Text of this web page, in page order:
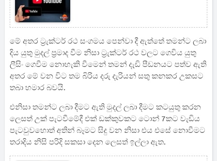
මේ අතර ට්‍රැක්ටර් රථ සංගමය පෙන්වා දී ඇත්තේ තමන්ට ලබා
දිය යුතු මුදල් ප්‍රමාද වීම නිසා ට්‍රැක්ටර් රථ වලට ගෙවිය යුතු
ලීසිං ගෙවීම නොහැකි වීමෙන් තමන් දැඩි පීඩනයට පත්ව ඇති
අතර මේ වන විට තම බිරිය දරු දැරියන් සතු කනකර උකසට
තබා හමාර බවයි.
එනිසා තමන්ට ලබා දීමට ඇති මුදල් ලබා දීමට කටයුතු කරන
ලෙසත් උක් පැටවීමේදී එක් ඩක්කුවකට ටොන් 7කට වැඩිය
පැටවුවහොත් අතින් බෑමට සිදු වන නිසා එය එසේ නොවීමට
තරාදිය නිසි පරිදි සකසා දෙන ලෙසත් ඉල්ලා ඇත.